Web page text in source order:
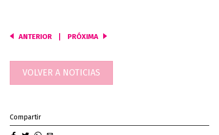
Navegación
entradas
ANTERIOR PRÓXIMA
VOLVER A NOTICIAS
Compartir